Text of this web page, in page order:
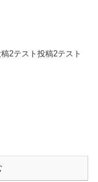
2テスト投稿2テスト